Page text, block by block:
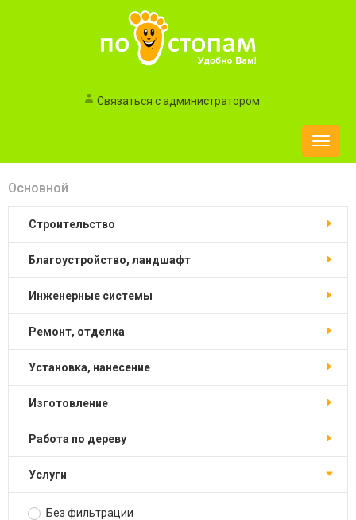
Связаться с администратором
Toggle
Основной
строительство
благоустройство, ландшафт
инженерные системы
ремонт, отделка
установка, нанесение
изготовление
работа по дереву
услуги
Без фильтрации